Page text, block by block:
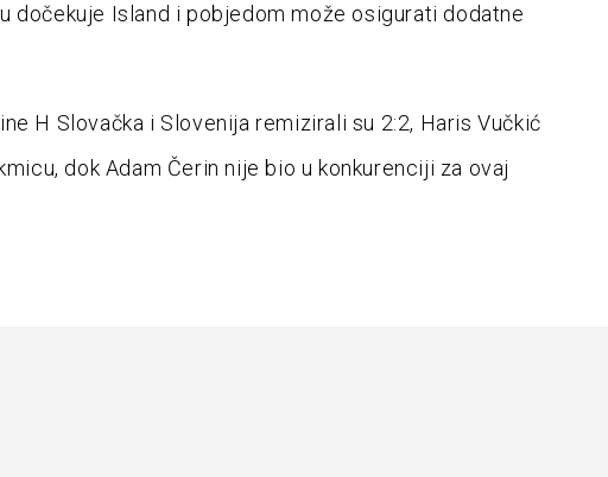
dočekuje Island i pobjedom može osigurati dodatne
H Slovačka i Slovenija remizirali su 2:2, Haris Vučkić
dok Adam Čerin nije bio u konkurenciji za ovaj